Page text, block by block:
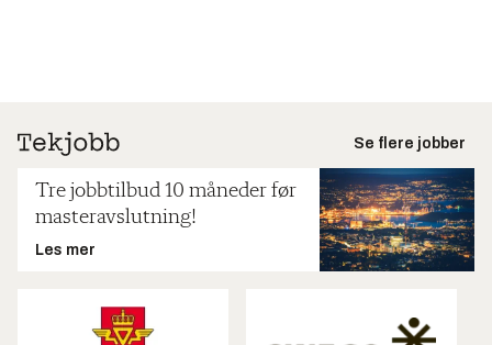
Se flere jobber
Tre jobbtilbud 10 måneder før
masteravslutning!
Les mer